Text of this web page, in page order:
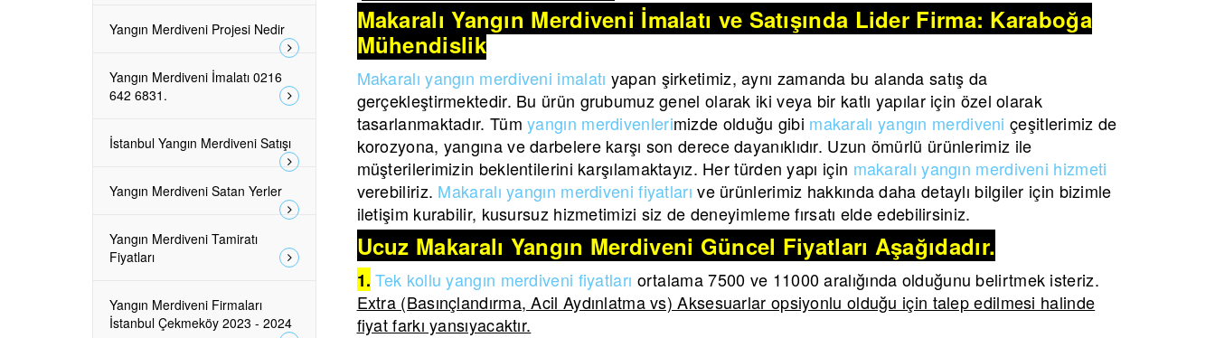
Makaralı Yangın Merdiveni İmalatı ve Satışında Lider Firma: Karaboğa
Mühendislik
Makaralı yangın merdiveni imalatı yapan şirketimiz, aynı zamanda bu alanda satış da
gerçekleştirmektedir. Bu ürün grubumuz genel olarak iki veya bir katlı yapılar için özel olarak
tasarlanmaktadır. Tümyangın merdivenlerimizde olduğu gibi makaralı yangın merdiveni çeşitlerimiz de
korozyona, yangına ve darbelere karşı son derece dayanıklıdır. Uzun ömürlü ürünlerimiz ile
müşterilerimizin beklentilerini karşılamaktayız. Her türden yapı için makaralı yangın merdiveni hizmeti
verebiliriz. Makaralı yangın merdiveni fiyatları ve ürünlerimiz hakkında daha detaylı bilgiler için bizimle
iletişim kurabilir, kusursuz hizmetimizi siz de deneyimleme fırsatı elde edebilirsiniz.
Ucuz Makaralı Yangın Merdiveni Güncel Fiyatları Aşağıdadır.
1. Tek kollu yangın merdiveni fiyatları ortalama 7500 ve 11000 aralığında olduğunu belirtmek isteriz.
Extra (Basınçlandırma, Acil Aydınlatma vs) Aksesuarlar opsiyonlu olduğu için talep edilmesi halinde
fiyat farkı yansıyacaktır.
Yangın Merdiveni Projesi Nedir
Yangın Merdiveni İmalatı 0216
642 6831.
İstanbul Yangın Merdiveni Satışı
Yangın Merdiveni Satan Yerler
Yangın Merdiveni Tamiratı
Fiyatları
Yangın Merdiveni Firmaları
İstanbul Çekmeköy 2023 - 2024